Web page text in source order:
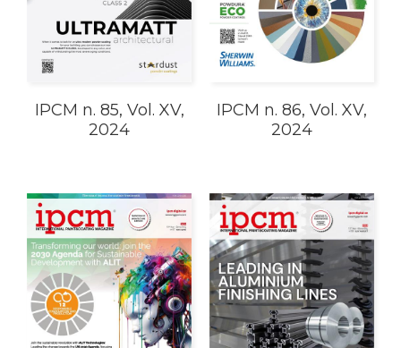
IPCM n. 85, Vol. XV,
2024
IPCM n. 86, Vol. XV,
2024